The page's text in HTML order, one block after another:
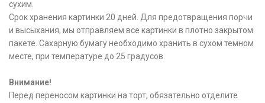
сухим.
Срок хранения картинки 20 дней. Для предотвращения порчи
и высыхания, мы отправляем все картинки в плотно закрытом
пакете. Сахарную бумагу необходимо хранить в сухом темном
месте, при температуре до 25 градусов.
Внимание!
Перед переносом картинки на торт, обязательно отделите